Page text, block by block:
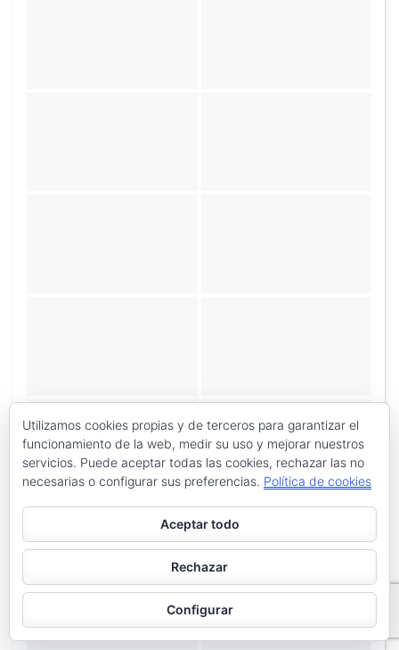
Utilizamos cookies propias y de terceros para garantizar el
funcionamiento de la web, medir su uso y mejorar nuestros
servicios. Puede aceptar todas las cookies, rechazar las no
necesarias o configurar sus preferencias. Política de cookies
Aceptar todo
Rechazar
Configurar